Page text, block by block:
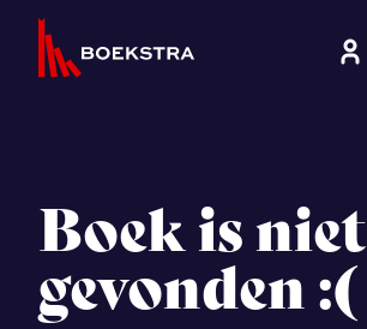
Boek is niet
gevonden :(